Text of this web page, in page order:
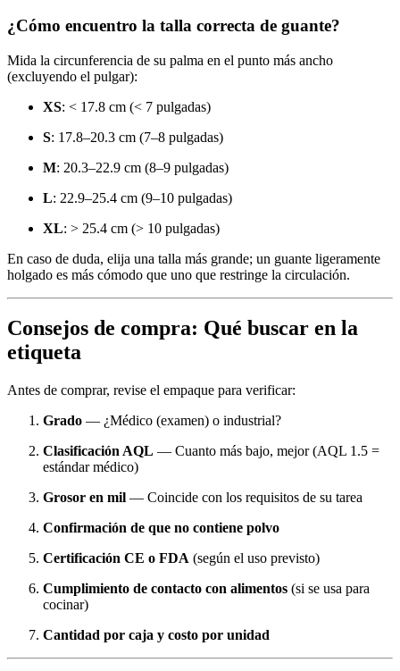
¿Cómo encuentro la talla correcta de guante?
Mida la circunferencia de su palma en el punto más ancho
(excluyendo el pulgar):
XS: < 17.8 cm (< 7 pulgadas)
S: 17.8–20.3 cm (7–8 pulgadas)
M: 20.3–22.9 cm (8–9 pulgadas)
L: 22.9–25.4 cm (9–10 pulgadas)
XL: > 25.4 cm (> 10 pulgadas)
En caso de duda, elija una talla más grande; un guante ligeramente
holgado es más cómodo que uno que restringe la circulación.
Consejos de compra: Qué buscar en la
etiqueta
Antes de comprar, revise el empaque para verificar:
Grado — ¿Médico (examen) o industrial?
Clasificación AQL — Cuanto más bajo, mejor (AQL 1.5 =
estándar médico)
Grosor en mil — Coincide con los requisitos de su tarea
Confirmación de que no contiene polvo
Certificación CE o FDA (según el uso previsto)
Cumplimiento de contacto con alimentos (si se usa para
cocinar)
Cantidad por caja y costo por unidad